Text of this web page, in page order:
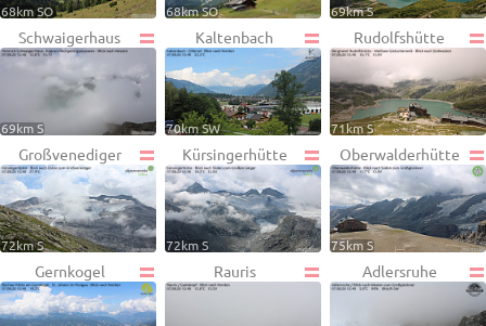
68km SO 68km SO 69km S
Schwaigerhaus
69km S
Kaltenbach
70km SW
Rudolfshütte
71km S
Großvenediger
72km S
Kürsingerhütte
72km S
Oberwalderhütte
75km S
Gernkogel Rauris Adlersruhe